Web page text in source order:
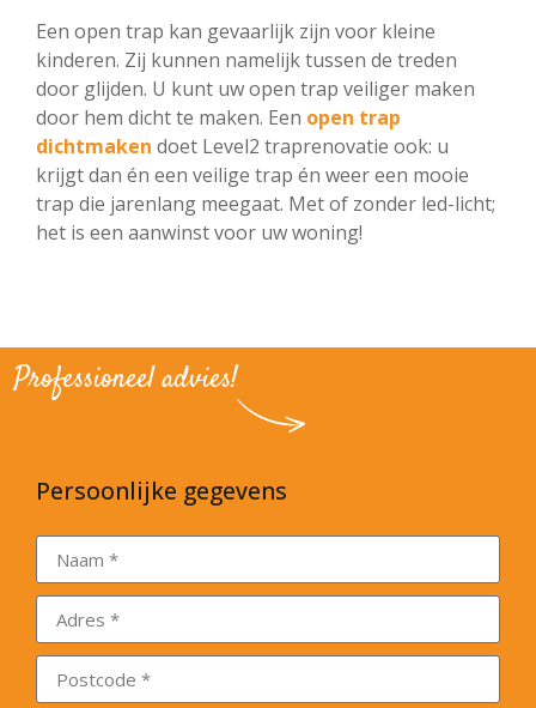
Een open trap kan gevaarlijk zijn voor kleine
kinderen. Zij kunnen namelijk tussen de treden
door glijden. U kunt uw open trap veiliger maken
door hem dicht te maken. Een open trap
dichtmaken doet Level2 traprenovatie ook: u
krijgt dan én een veilige trap én weer een mooie
trap die jarenlang meegaat. Met of zonder led-licht;
het is een aanwinst voor uw woning!
Professioneel advies!
Persoonlijke gegevens